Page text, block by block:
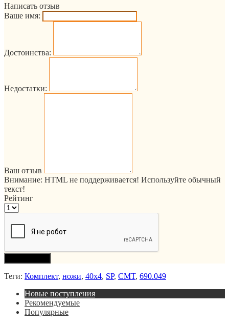
Написать отзыв
Ваше имя:
Достоинства:
Недостатки:
Ваш отзыв
Внимание: HTML не поддерживается! Используйте обычный
текст!
Рейтинг
Теги: Комплект, ножи, 40x4, SP, CMT, 690.049
Новые поступления
Рекомендуемые
Популярные